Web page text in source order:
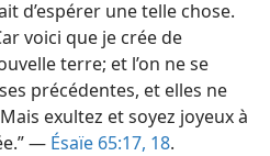
d’espérer une telle chose.
voici que je crée de
terre; et l’on ne se
précédentes, et elles ne
exultez et soyez joyeux à
— Ésaïe 65:17, 18.